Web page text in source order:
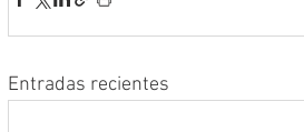
Entradas recientes